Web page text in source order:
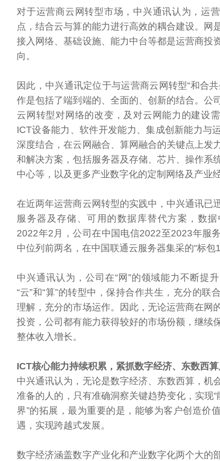
对于运营商云网转型市场，中兴通讯认为，运
点，结合云与算的能力进行高效的耦合建设。网
接入网络、基础设施、能力中台等都是运营商投
向。
因此，中兴通讯定位于与运营商云网转型“和合
作是包括了端到端的、全面的、创新的结合。公
云网转型对网络的改变，及对云网能力的建设
ICT设备能力、软件开发能力、集成创新能力与
深度结合，在云网融合、算网融合的关键点上发
和解决方案，包括服务器及存储、芯片、操作系
中心等，以及更多产业数字化的定制网络及产业
在近两年运营商云网转型的实践中，中兴通讯已
服务器及存储、可用的数据库替代方案，数
2022年2月，公司在中国电信2022至2023年服
中位列前两名，在中国联通云服务器集采的“标包
中兴通讯认为，公司在“网”的领域能力不断提
“云”和“算”的转型中，保持合作共生，充分的联
理解，充分的市场运作。因此，无论运营商在网
投资，公司都有能力获得较好的市场份额，继续
整体收入增长。
ICT核心能力持续积累，紧抓数字经济、东数西
中兴通讯认为，无论是数字经济、东数西算，机
准备的人的，只有准确洞察关键趋势变化，实现“
界”的拓展，最为重要的是，能够为客户创造价
遇，实现跨越式发展。
数字经济涵盖数字产业化和产业数字化两个大的